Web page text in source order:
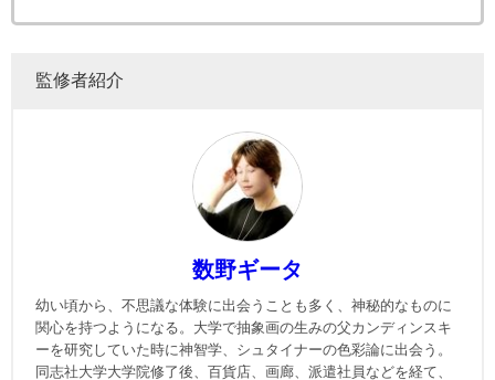
監修者紹介
数野ギータ
幼い頃から、不思議な体験に出会うことも多く、神秘的なものに
関心を持つようになる。大学で抽象画の生みの父カンディンスキ
ーを研究していた時に神智学、シュタイナーの色彩論に出会う。
同志社大学大学院修了後、百貨店、画廊、派遣社員などを経て、